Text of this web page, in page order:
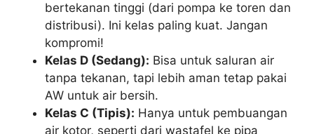
bertekanan tinggi (dari pompa ke toren dan
distribusi). Ini kelas paling kuat. Jangan
kompromi!
Kelas D (Sedang): Bisa untuk saluran air
tanpa tekanan, tapi lebih aman tetap pakai
AW untuk air bersih.
Kelas C (Tipis): Hanya untuk pembuangan
air kotor, seperti dari wastafel ke pipa